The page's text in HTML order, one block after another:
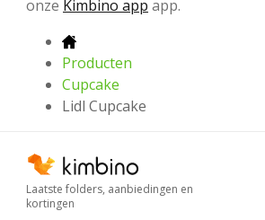
onze Kimbino app app.
Producten
Cupcake
Lidl Cupcake
Laatste folders, aanbiedingen en
kortingen